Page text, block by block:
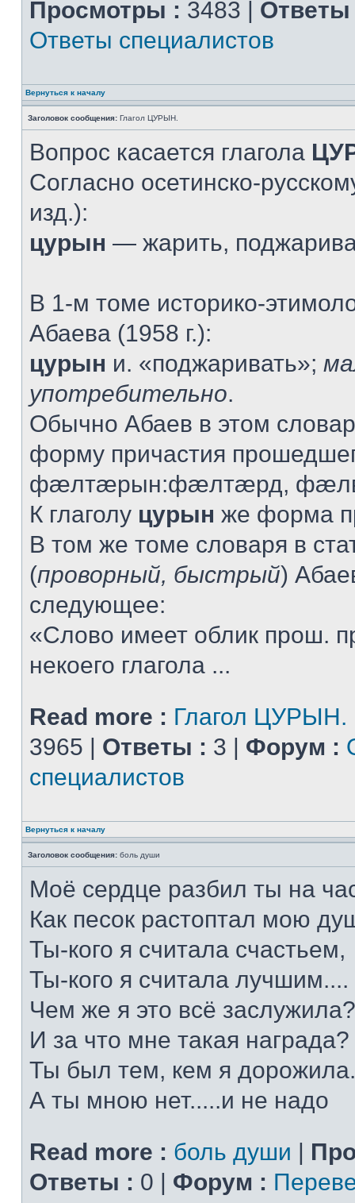
Просмотры : 3483 | Ответы
Ответы специалистов
Вернуться к началу
Заголовок сообщения: Глагол ЦУРЫН.
Вопрос касается глагола
Согласно осетинско-
изд.):
цурын — жарить,
В 1-м томе историко-
Абаева (1958 г.):
цурын и. «поджаривать»;
употребительно.
Обычно Абаев в этом
форму причастия
фæлтæрын:фæлтæрд,
К глаголу цурын же форма
В том же томе словаря в
(проворный, быстрый)
следующее:
«Слово имеет облик прош.
некоего глагола ...
Read more : Глагол ЦУРЫН.
3965 | Ответы : 3 | Форум :
специалистов
Вернуться к началу
Заголовок сообщения: боль души
Моё сердце разбил ты на
Как песок растоптал мою
Ты-кого я считала счастьем,
Ты-кого я считала лучшим....
Чем же я это всё заслужила?
И за что мне такая награда?
Ты был тем, кем я
А ты мною нет.....и не надо
Read more : боль души |
Ответы : 0 | Форум :